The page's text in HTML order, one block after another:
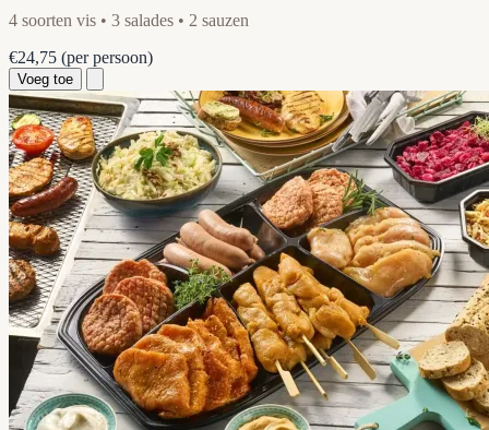
4 soorten vis • 3 salades • 2 sauzen
€24,75 (per persoon)
Voeg toe